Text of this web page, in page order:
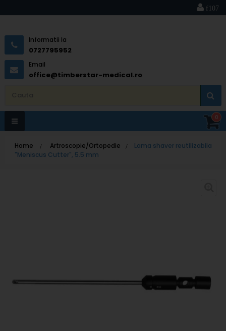
Informatii la
0727795952
Email
office@timberstar-medical.ro
navigation
0
Home > Artroscopie/Ortopedie >
Lama shaver reutilizabila
"Meniscus Cutter", 5.5 mm